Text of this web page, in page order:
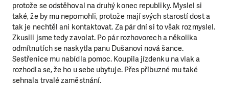
protože se odstěhoval na druhý konec republiky. Myslel si
také, že by mu nepomohli, protože mají svých starostí dost a
tak je nechtěl ani kontaktovat. Za pár dní si to však rozmyslel.
Zkusili jsme tedy zavolat. Po pár rozhovorech a několika
odmítnutích se naskytla panu Dušanovi nová šance.
Sestřenice mu nabídla pomoc. Koupila jízdenku na vlak a
rozhodla se, že ho u sebe ubytuje. Přes příbuzné mu také
sehnala trvalé zaměstnání.